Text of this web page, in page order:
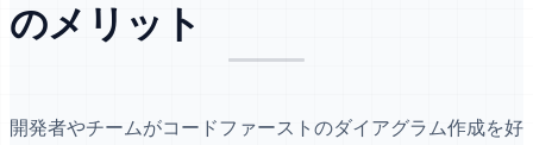
のメリット
開発者やチームがコードファーストのダイアグラム作成を好